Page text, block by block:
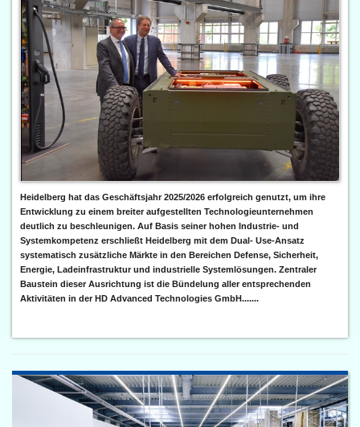
Heidelberg hat das Geschäftsjahr 2025/2026 erfolgreich genutzt, um ihre
Entwicklung zu einem breiter aufgestellten Technologieunternehmen
deutlich zu beschleunigen. Auf Basis seiner hohen Industrie- und
Systemkompetenz erschließt Heidelberg mit dem Dual- Use-Ansatz
systematisch zusätzliche Märkte in den Bereichen Defense, Sicherheit,
Energie, Ladeinfrastruktur und industrielle Systemlösungen. Zentraler
Baustein dieser Ausrichtung ist die Bündelung aller entsprechenden
Aktivitäten in der HD Advanced Technologies GmbH.......